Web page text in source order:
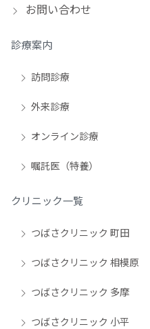
お問い合わせ
診療案内
訪問診療
外来診療
オンライン診療
嘱託医（特養）
クリニック一覧
つばさクリニック 町田
つばさクリニック 相模原
つばさクリニック 多摩
つばさクリニック 小平